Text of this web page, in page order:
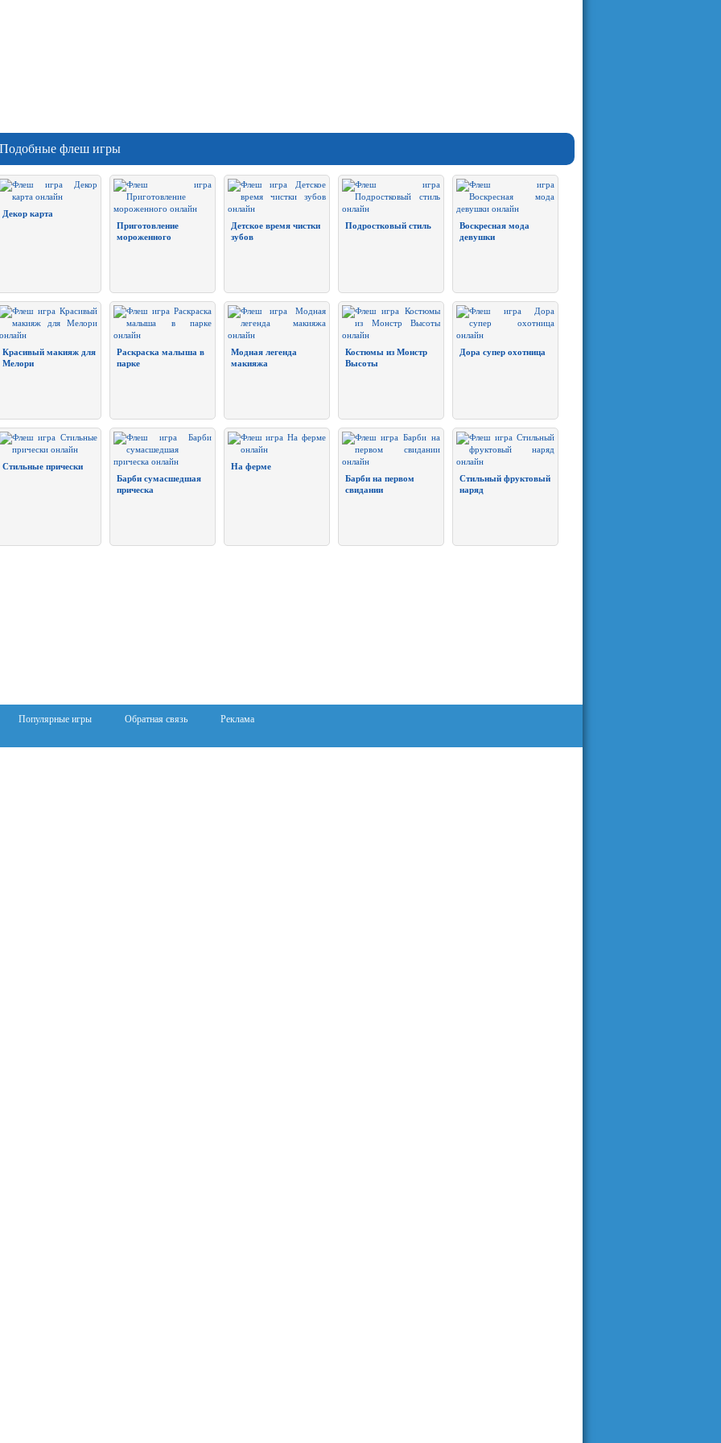
Подобные флеш игры
Декор карта
Приготовление
мороженного
Детское время чистки
зубов
Подростковый стиль
Воскресная мода
девушки
Красивый макияж для
Мелори
Раскраска малыша в
парке
Модная легенда
макияжа
Костюмы из Монстр
Высоты
Дора супер охотница
Стильные прически
Барби сумасшедшая
прическа
На ферме
Барби на первом
свидании
Стильный фруктовый
наряд
Популярные игры Обратная связь Реклама